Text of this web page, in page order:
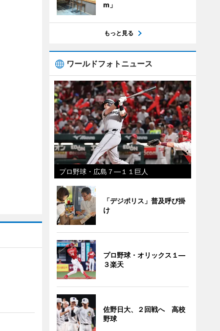
m」
もっと見る
ワールドフォトニュース
プロ野球・広島７―１１巨人
「デジポリス」普及呼び掛
け
プロ野球・オリックス１―
３楽天
佐野日大、２回戦へ 高校
野球